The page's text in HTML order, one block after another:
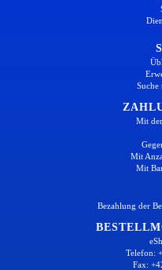
Suche
Mit
Mit
Mit
Bezahlung der
Telefon:
Fax: